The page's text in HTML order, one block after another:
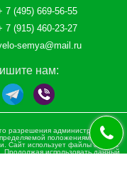
7 (495) 669-56-55
7 (915) 460-23-27
semya@mail.ru
нам:
разрешения администрации
положениями статьи
Сайт использует файлы cookies
Продолжая использовать данный